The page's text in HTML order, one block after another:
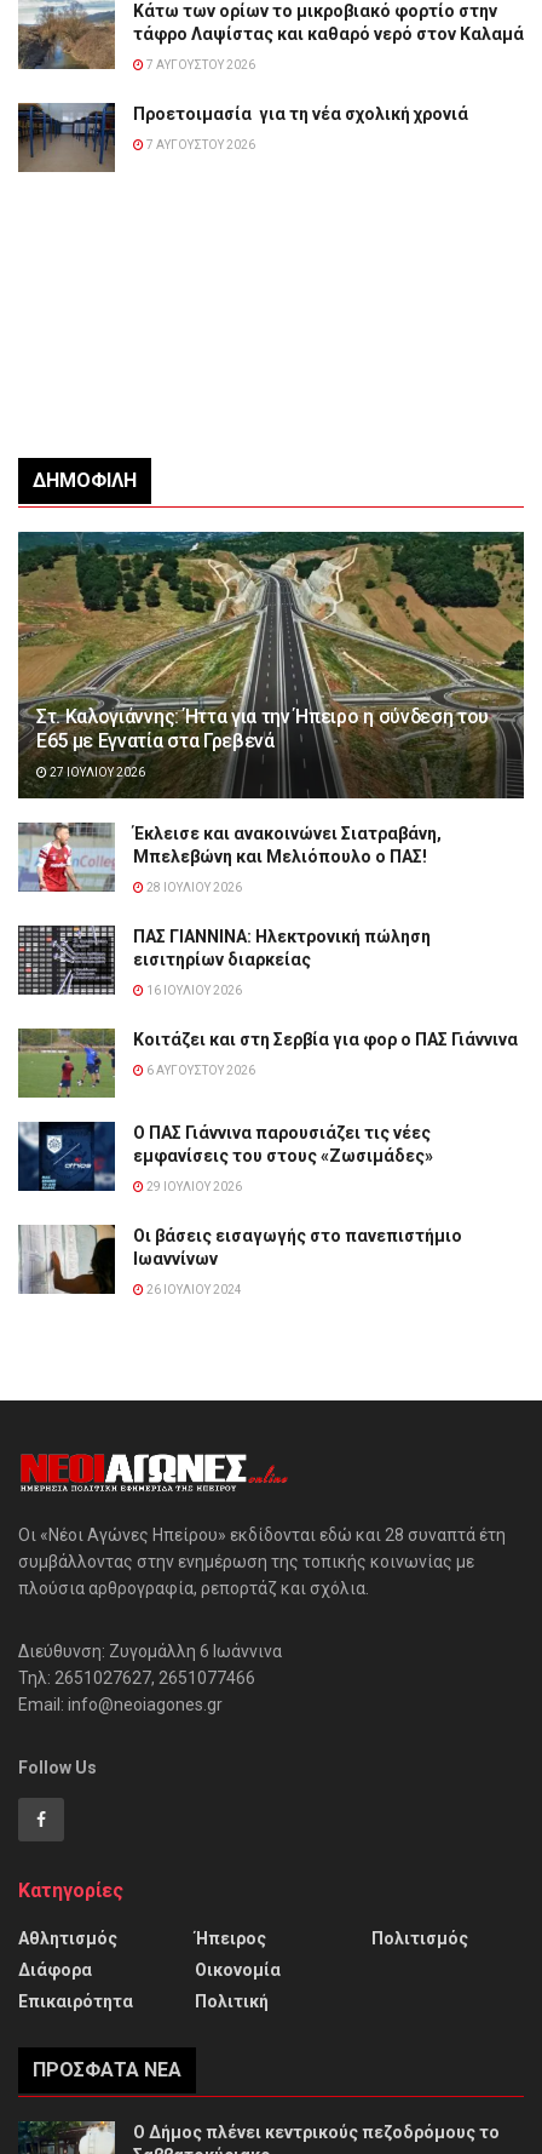
Κάτω των ορίων το μικροβιακό φορτίο στην
τάφρο Λαψίστας και καθαρό νερό στον Καλαμά
7 ΑΥΓΟΎΣΤΟΥ 2026
Προετοιμασία για τη νέα σχολική χρονιά
7 ΑΥΓΟΎΣΤΟΥ 2026
ΔΗΜΟΦΙΛΉ
Στ. Καλογιάννης: Ήττα για την Ήπειρο η σύνδεση του
Ε65 με Εγνατία στα Γρεβενά
27 ΙΟΥΛΊΟΥ 2026
Έκλεισε και ανακοινώνει Σιατραβάνη,
Μπελεβώνη και Μελιόπουλο ο ΠΑΣ!
28 ΙΟΥΛΊΟΥ 2026
ΠΑΣ ΓΙΑΝΝΙΝΑ: Hλεκτρονική πώληση
εισιτηρίων διαρκείας
16 ΙΟΥΛΊΟΥ 2026
Κοιτάζει και στη Σερβία για φορ ο ΠΑΣ Γιάννινα
6 ΑΥΓΟΎΣΤΟΥ 2026
Ο ΠΑΣ Γιάννινα παρουσιάζει τις νέες
εμφανίσεις του στους «Ζωσιμάδες»
29 ΙΟΥΛΊΟΥ 2026
Οι βάσεις εισαγωγής στο πανεπιστήμιο
Ιωαννίνων
26 ΙΟΥΛΊΟΥ 2024
Οι «Νέοι Αγώνες Ηπείρου» εκδίδονται εδώ και 28 συναπτά έτη
συμβάλλοντας στην ενημέρωση της τοπικής κοινωνίας με
πλούσια αρθρογραφία, ρεπορτάζ και σχόλια.
Διεύθυνση: Ζυγομάλλη 6 Ιωάννινα
Τηλ: 2651027627, 2651077466
Email: info@neoiagones.gr
Follow Us
Κατηγορίες
Αθλητισμός
Διάφορα
Επικαιρότητα
Ήπειρος
Οικονομία
Πολιτική
Πολιτισμός
ΠΡΌΣΦΑΤΑ ΝΈΑ
Ο Δήμος πλένει κεντρικούς πεζοδρόμους το